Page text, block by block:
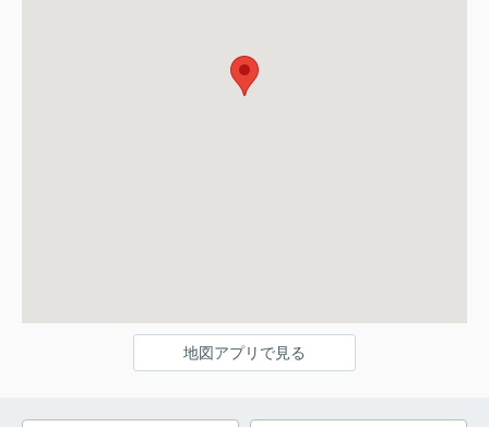
地図アプリで見る